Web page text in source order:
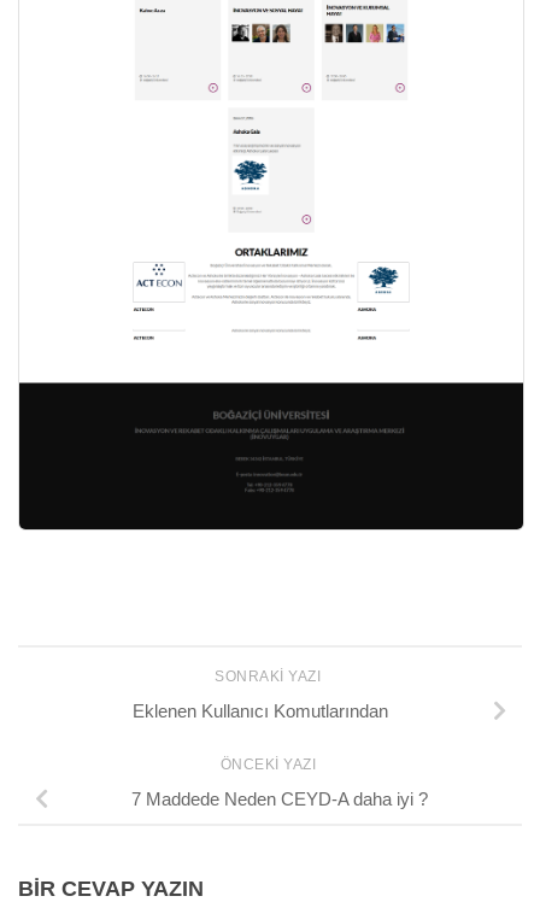
SONRAKI YAZI
Eklenen Kullanıcı Komutlarından
ÖNCEKI YAZI
7 Maddede Neden CEYD-A daha iyi ?
BIR CEVAP YAZIN